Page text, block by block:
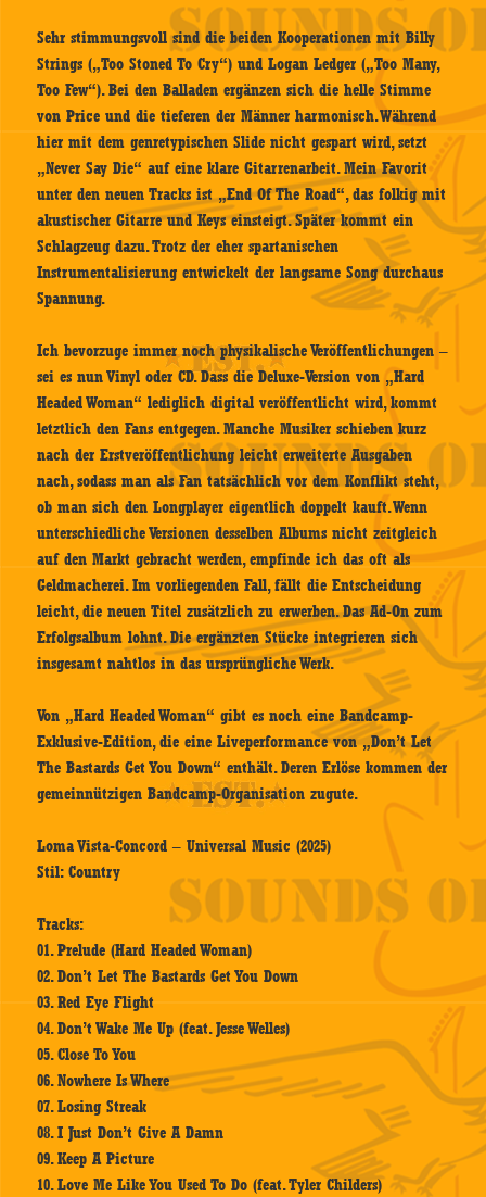
Sehr stimmungsvoll sind die beiden Kooperationen mit Billy
Strings („Too Stoned To Cry“) und Logan Ledger („Too Many,
Too Few“). Bei den Balladen ergänzen sich die helle Stimme
von Price und die tieferen der Männer harmonisch. Während
hier mit dem genretypischen Slide nicht gespart wird, setzt
„Never Say Die“ auf eine klare Gitarrenarbeit. Mein Favorit
unter den neuen Tracks ist „End Of The Road“, das folkig mit
akustischer Gitarre und Keys einsteigt. Später kommt ein
Schlagzeug dazu. Trotz der eher spartanischen
Instrumentalisierung entwickelt der langsame Song durchaus
Spannung.
Ich bevorzuge immer noch physikalische Veröffentlichungen –
sei es nun Vinyl oder CD. Dass die Deluxe-Version von „Hard
Headed Woman“ lediglich digital veröffentlicht wird, kommt
letztlich den Fans entgegen. Manche Musiker schieben kurz
nach der Erstveröffentlichung leicht erweiterte Ausgaben
nach, sodass man als Fan tatsächlich vor dem Konflikt steht,
ob man sich den Longplayer eigentlich doppelt kauft. Wenn
unterschiedliche Versionen desselben Albums nicht zeitgleich
auf den Markt gebracht werden, empfinde ich das oft als
Geldmacherei. Im vorliegenden Fall, fällt die Entscheidung
leicht, die neuen Titel zusätzlich zu erwerben. Das Ad-On zum
Erfolgsalbum lohnt. Die ergänzten Stücke integrieren sich
insgesamt nahtlos in das ursprüngliche Werk.
Von „Hard Headed Woman“ gibt es noch eine Bandcamp-
Exklusive-Edition, die eine Liveperformance von „Don’t Let
The Bastards Get You Down“ enthält. Deren Erlöse kommen der
gemeinnützigen Bandcamp-Organisation zugute.
Loma Vista-Concord – Universal Music (2025)
Stil: Country
Tracks:
01. Prelude (Hard Headed Woman)
02. Don’t Let The Bastards Get You Down
03. Red Eye Flight
04. Don’t Wake Me Up (feat. Jesse Welles)
05. Close To You
06. Nowhere Is Where
07. Losing Streak
08. I Just Don’t Give A Damn
09. Keep A Picture
10. Love Me Like You Used To Do (feat. Tyler Childers)